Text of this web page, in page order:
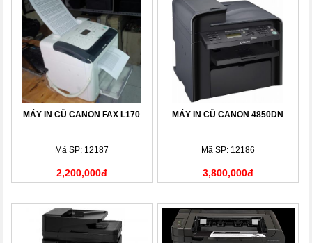
MÁY IN CŨ CANON FAX L170
Mã SP: 12187
2,200,000đ
MÁY IN CŨ CANON 4850DN
Mã SP: 12186
3,800,000đ